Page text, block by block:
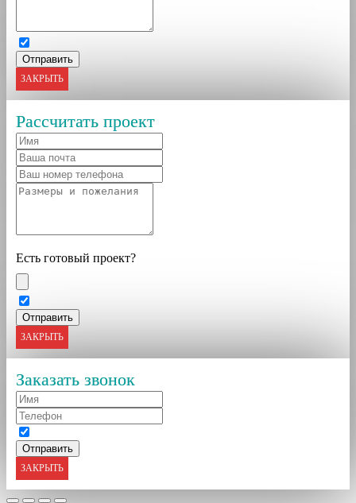
ЗАКРЫТЬ
Рассчитать проект
Есть готовый проект?
ЗАКРЫТЬ
Заказать звонок
ЗАКРЫТЬ